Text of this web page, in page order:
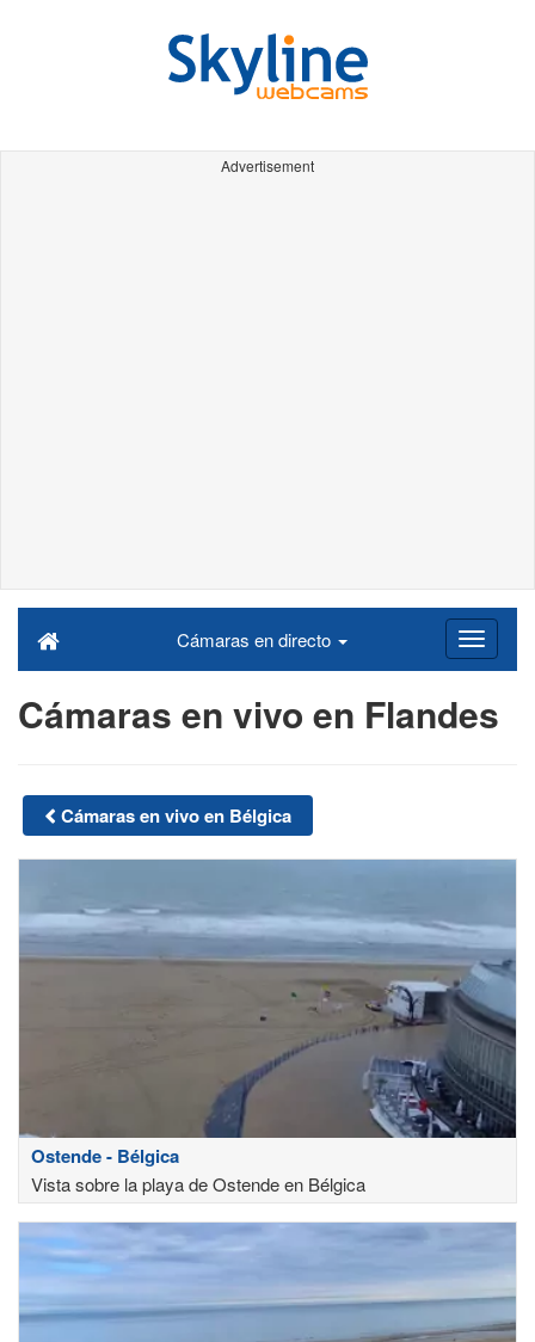
Advertisement
Cámaras en directo
Cámaras en vivo en Flandes
Cámaras en vivo en Bélgica
Ostende - Bélgica
Vista sobre la playa de Ostende en Bélgica